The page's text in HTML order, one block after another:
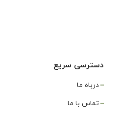
دسترسی سریع
درباه ما
تماس با ما